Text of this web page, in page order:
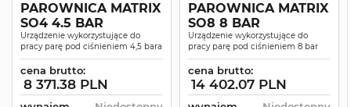
PAROWNICA MATRIX
SO4 4.5 BAR
Urządzenie wykorzystujące do
pracy parę pod ciśnieniem 4,5 bara
cena brutto:
8 371.38 PLN
PAROWNICA MATRIX
SO8 8 BAR
Urządzenie wykorzystujące do
pracy parę pod ciśnieniem 8 bar
cena brutto:
14 402.07 PLN